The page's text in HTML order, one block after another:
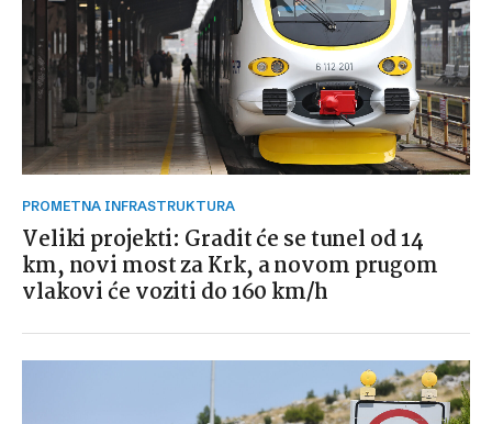
PROMETNA INFRASTRUKTURA
Veliki projekti: Gradit će se tunel od 14
km, novi most za Krk, a novom prugom
vlakovi će voziti do 160 km/h